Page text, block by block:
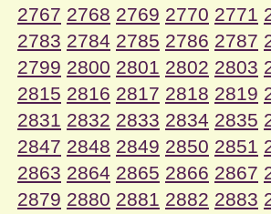
2767 2768 2769 2770 2771
2783 2784 2785 2786 2787
2799 2800 2801 2802 2803
2815 2816 2817 2818 2819
2831 2832 2833 2834 2835
2847 2848 2849 2850 2851
2863 2864 2865 2866 2867
2879 2880 2881 2882 2883